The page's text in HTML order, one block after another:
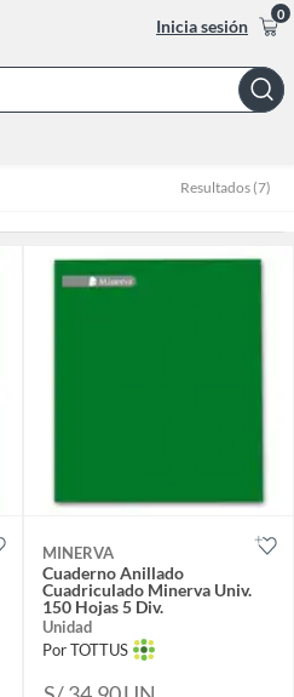
Inicia sesión
0
Bar
Resultados (7)
MINERVA
Cuaderno Anillado
Cuadriculado Minerva Univ.
150 Hojas 5 Div.
Unidad
Por TOTTUS